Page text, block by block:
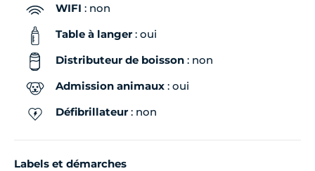
WIFI : non
Table à langer: oui
Distributeur de boisson : non
Admission animaux : oui
Défibrillateur: non
Labels et démarches